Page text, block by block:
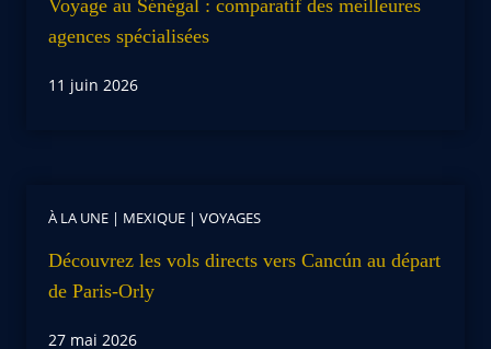
Voyage au Sénégal : comparatif des meilleures
agences spécialisées
11 juin 2026
À LA UNE | MEXIQUE | VOYAGES
Découvrez les vols directs vers Cancún au départ
de Paris-Orly
27 mai 2026